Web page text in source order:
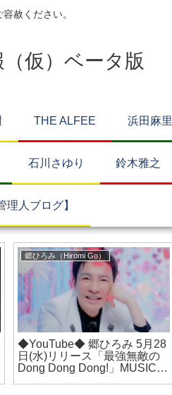
赦ください。
仮）ベータ版
THE ALFEE 浜田麻里
石川さゆり 鈴木雅之
理人ブログ】
郷ひろみ（Hiromi Go）
◆YouTube◆ 郷ひろみ 5月28
日(水)リリース「最強無敵の
Dong Dong Dong!」MUSIC